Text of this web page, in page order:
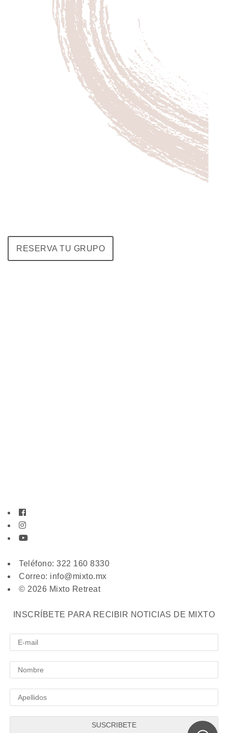
RESERVA TU GRUPO
Teléfono: 322 160 8330
Correo: info@mixto.mx
© 2026 Mixto Retreat
INSCRÍBETE PARA RECIBIR NOTICIAS DE MIXTO